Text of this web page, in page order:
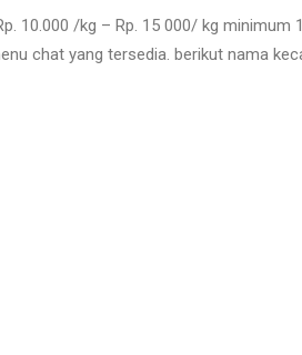
10.000 /kg – Rp. 15 000/ kg
chat yang tersedia. berikut nama